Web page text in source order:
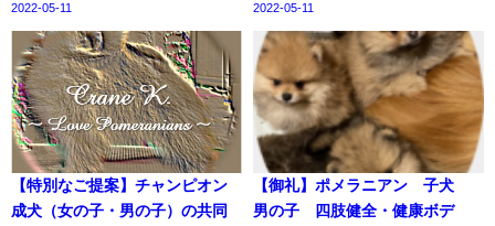
2022-05-11 2022-05-11
【特別なご提案】チャンピオン
成犬（女の子・男の子）の共同
【御礼】ポメラニアン 子犬
男の子 四肢健全・健康ボデ